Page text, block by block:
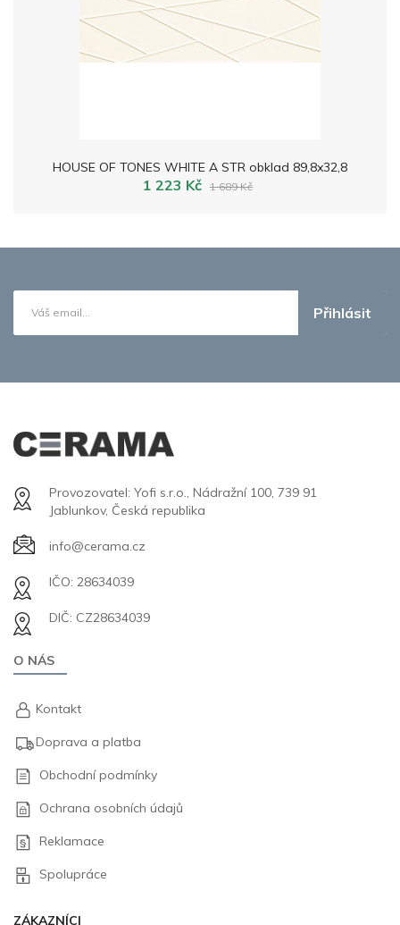
HOUSE OF TONES WHITE A STR obklad 89,8x32,8
1 223 Kč 1 689 Kč
Přihlásit
Provozovatel: Yofi s.r.o., Nádražní 100, 739 91
Jablunkov, Česká republika
info@cerama.cz
IČO: 28634039
DIČ: CZ28634039
O NÁS
Kontakt
Doprava a platba
Obchodní podmínky
Ochrana osobních údajů
Reklamace
Spolupráce
ZÁKAZNÍCI